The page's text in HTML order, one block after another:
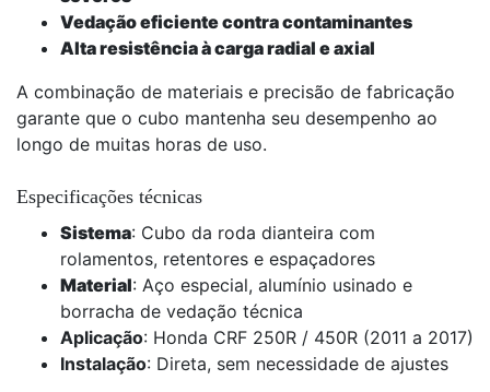
Vedação eficiente contra contaminantes
Alta resistência à carga radial e axial
A combinação de materiais e precisão de fabricação
garante que o cubo mantenha seu desempenho ao
longo de muitas horas de uso.
Especificações técnicas
Sistema: Cubo da roda dianteira com
rolamentos, retentores e espaçadores
Material: Aço especial, alumínio usinado e
borracha de vedação técnica
Aplicação: Honda CRF 250R / 450R (2011 a 2017)
Instalação: Direta, sem necessidade de ajustes